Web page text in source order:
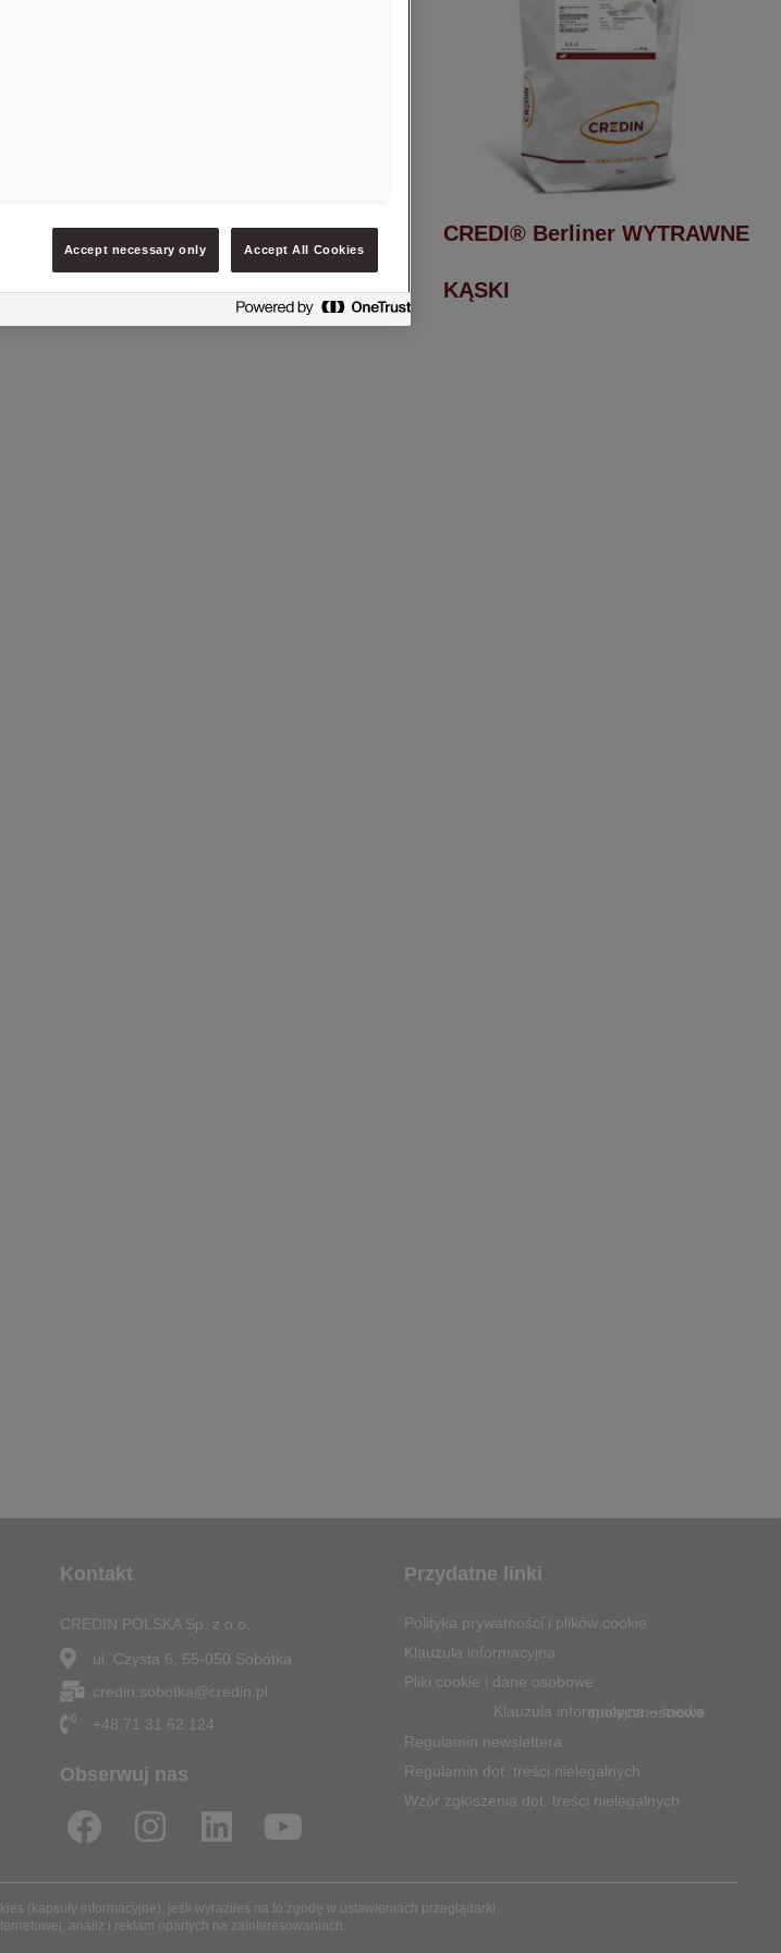
CREDI® Berliner SAVOURY
BITES
CREDI® Berliner WYTRAWNE
KĄSKI
Kontakt
CREDIN POLSKA Sp. z o.o.
ul. Czysta 6, 55-050 Sobótka
credin.sobotka@credin.pl
+48 71 31 62 124
Obserwuj nas
F
c
e
I
s
t
L
n
k
Y
u
t
Przydatne linki
Polityka prywatności i plików cookie
Klauzula informacyjna
Pliki cookie i dane osobowe
Klauzula informacyjna – media społecznościowe
Regulamin newslettera
Regulamin dot. treści nielegalnych
Wzór zgłoszenia dot. treści nielegalnych
(kapsuły informacyjne), jeśli wyraziłeś na to zgodę w ustawieniach przeglądarki.
analiz i reklam opartych na zainteresowaniach.
Accept necessary only Accept All Cookies